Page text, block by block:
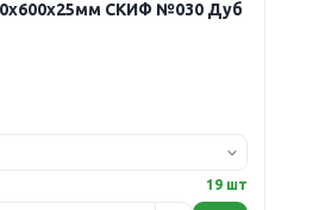
СКИФ №030 Дуб
19 шт